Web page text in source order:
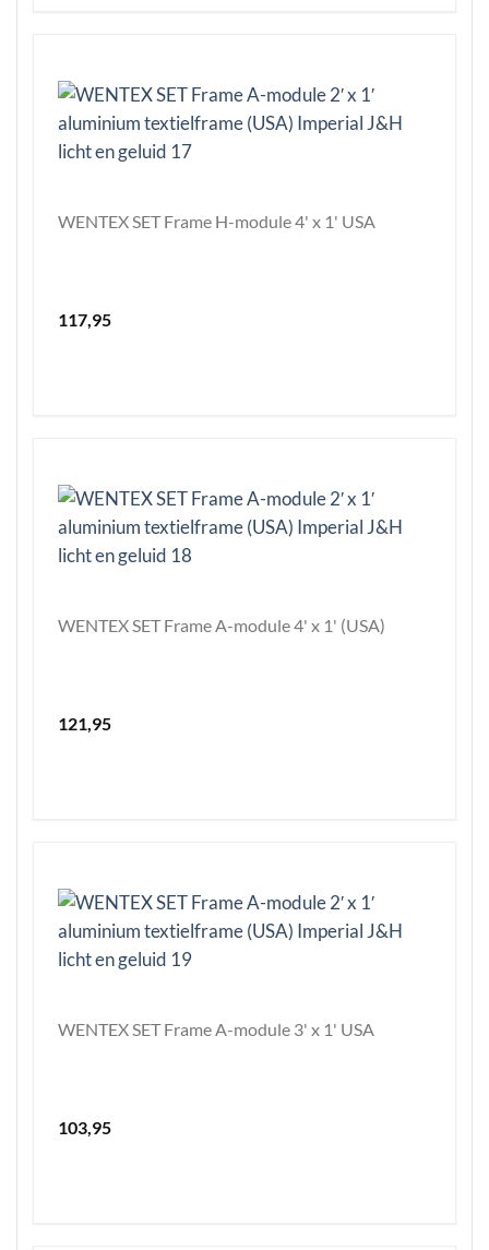
WENTEX SET Frame H-module 4' x 1' USA
117,95
WENTEX SET Frame A-module 4' x 1' (USA)
121,95
WENTEX SET Frame A-module 3' x 1' USA
103,95